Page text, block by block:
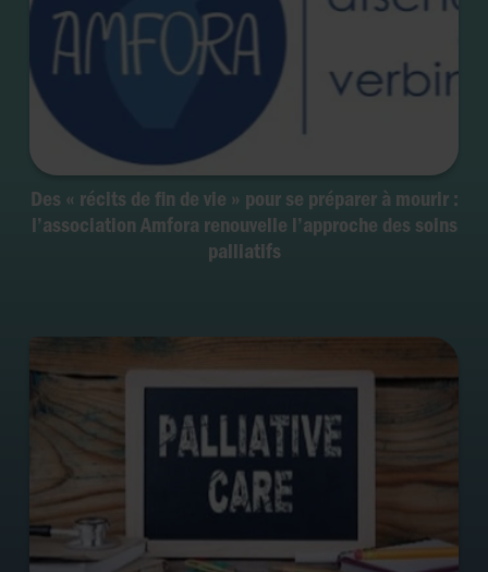
Des « récits de fin de vie » pour se préparer à mourir :
l’association Amfora renouvelle l’approche des soins
palliatifs